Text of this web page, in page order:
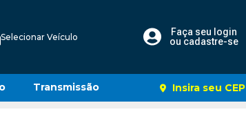
Selecionar Veículo
Faça seu login
ou cadastre-se
Transmissão Insira seu CEP